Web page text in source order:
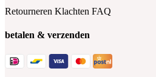
Retourneren Klachten FAQ
betalen & verzenden